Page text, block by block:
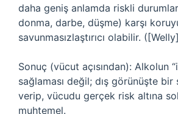
daha geniş anlamda riskli
donma, darbe, düşme) karşı
savunmasızlaştırıcı olabilir.
Sonuç (vücut açısından): Alkolun
sağlaması değil; dış görünüşte bir
verip, vücudu gerçek risk altına
muhtemel.